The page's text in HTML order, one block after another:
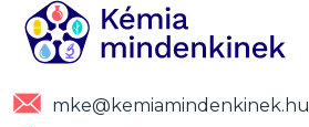
mke@kemiamindenkinek.hu